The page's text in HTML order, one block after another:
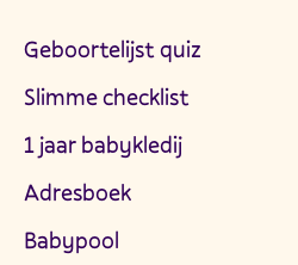
Geboortelijst quiz
Slimme checklist
1 jaar babykledij
Adresboek
Babypool